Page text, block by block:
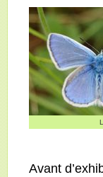
Avant